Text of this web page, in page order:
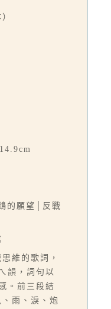
的願望│反戰
維的歌詞，
韻，詞句以
。前三段結
雨、淚、炮